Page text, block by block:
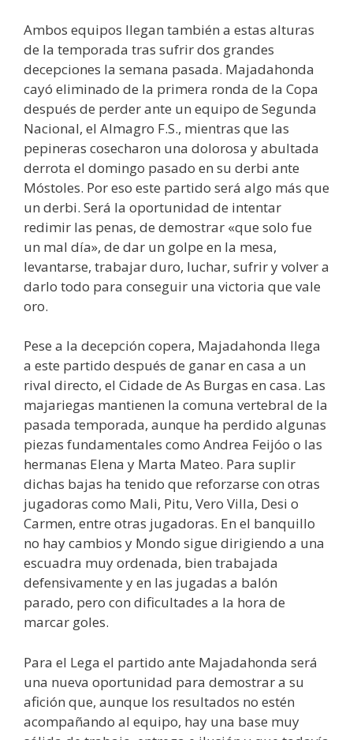
Ambos equipos llegan también a estas alturas
de la temporada tras sufrir dos grandes
decepciones la semana pasada. Majadahonda
cayó eliminado de la primera ronda de la Copa
después de perder ante un equipo de Segunda
Nacional, el Almagro F.S., mientras que las
pepineras cosecharon una dolorosa y abultada
derrota el domingo pasado en su derbi ante
Móstoles. Por eso este partido será algo más que
un derbi. Será la oportunidad de intentar
redimir las penas, de demostrar «que solo fue
un mal día», de dar un golpe en la mesa,
levantarse, trabajar duro, luchar, sufrir y volver a
darlo todo para conseguir una victoria que vale
oro.
Pese a la decepción copera, Majadahonda llega
a este partido después de ganar en casa a un
rival directo, el Cidade de As Burgas en casa. Las
majariegas mantienen la comuna vertebral de la
pasada temporada, aunque ha perdido algunas
piezas fundamentales como Andrea Feijóo o las
hermanas Elena y Marta Mateo. Para suplir
dichas bajas ha tenido que reforzarse con otras
jugadoras como Mali, Pitu, Vero Villa, Desi o
Carmen, entre otras jugadoras. En el banquillo
no hay cambios y Mondo sigue dirigiendo a una
escuadra muy ordenada, bien trabajada
defensivamente y en las jugadas a balón
parado, pero con dificultades a la hora de
marcar goles.
Para el Lega el partido ante Majadahonda será
una nueva oportunidad para demostrar a su
afición que, aunque los resultados no estén
acompañando al equipo, hay una base muy